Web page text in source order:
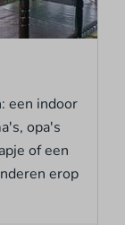
een indoor
opa's
of een
erop